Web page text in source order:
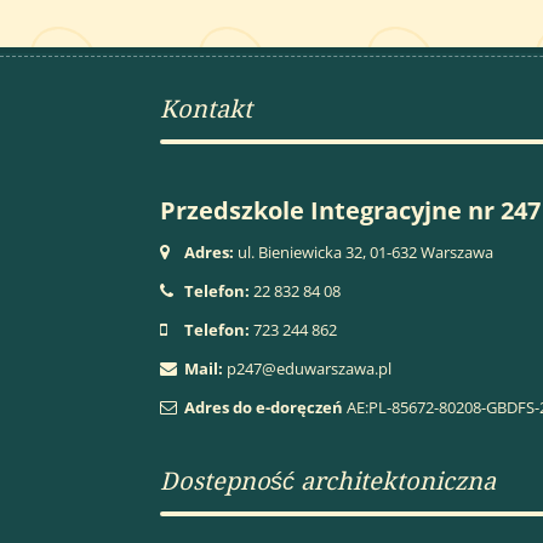
Kontakt
Przedszkole Integracyjne nr 247
Adres: ul. Bieniewicka 32, 01-632 Warszawa
Telefon: 22 832 84 08
Telefon: 723 244 862
Mail: p247@eduwarszawa.pl
Adres do e-doręczeń AE:PL-85672-80208-GBDFS-
Dostepność architektoniczna